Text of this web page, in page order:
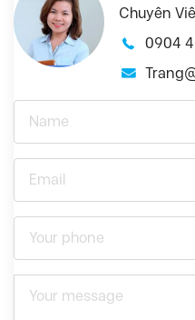
Chuyên
0904